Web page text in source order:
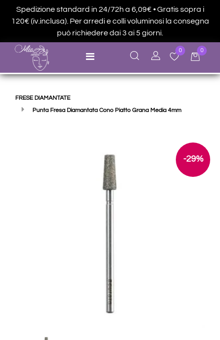
Spedizione standard in 24/72h a 6,09€ • Gratis sopra i
120€ (iv.inclusa). Per arredi e colli voluminosi la consegna
può richiedere dai 3 ai 5 giorni.
Open menu
0 0
FRESE DIAMANTATE
Punta Fresa Diamantata Cono Piatto Grana Media 4mm
-29%